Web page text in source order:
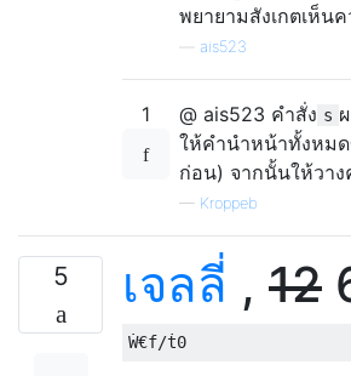
พยายามสังเกตเห็น
ais523
1 @ ais523 คำสั่ง s
ให้คำนำหน้าทั้งหม
ก่อน) จากนั้นให้วา
— Kroppeb
5 เจลลี่ , 12